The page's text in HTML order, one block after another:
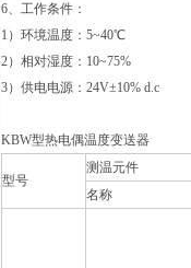
6、工作条件：
1 ）环境温度：5~40℃
2）相对湿度：10~75%
3）供电电源：24V±10% d.c
KBW型热电偶温度变送器
型号
测温元件
名称